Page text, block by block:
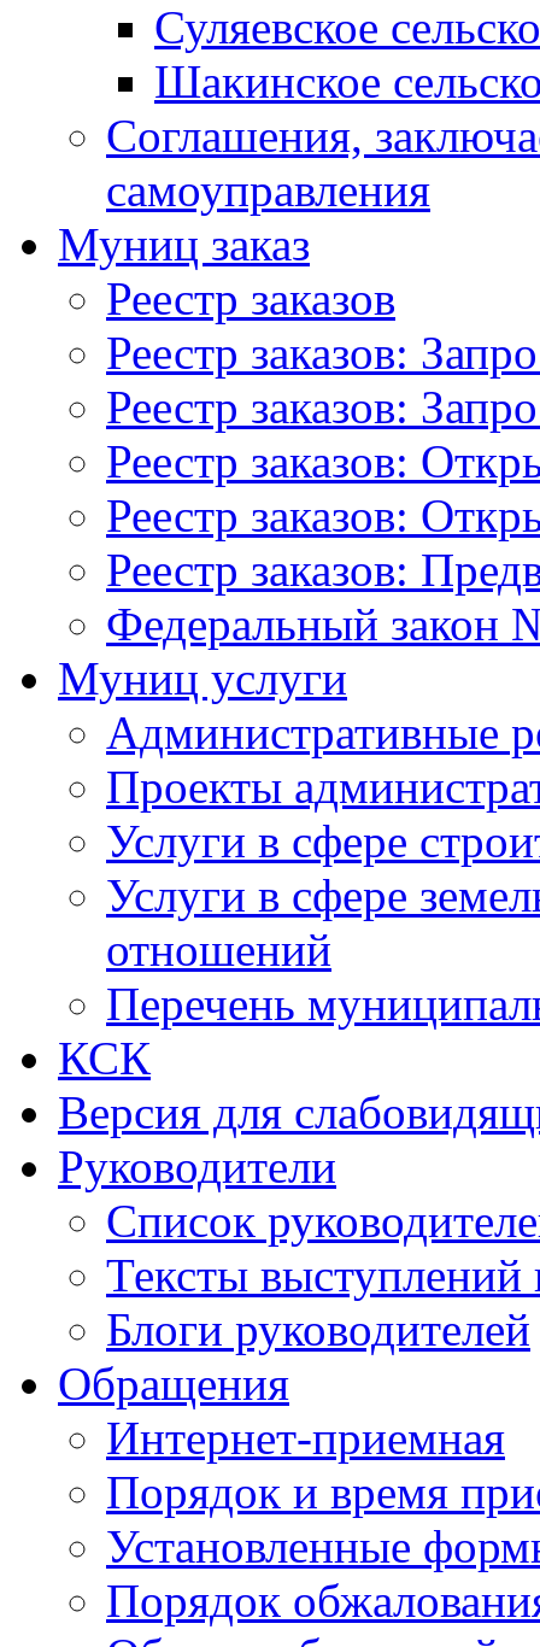
Суляевское
Шакинское
Соглашения,
самоуправления
Муниц заказ
Реестр заказов
Реестр заказов:
Реестр заказов:
Реестр заказов:
Реестр заказов:
Реестр заказов:
Федеральный закон
Муниц услуги
Административные
Проекты
Услуги в сфере
Услуги в сфере
отношений
Перечень
КСК
Версия для
Руководители
Список
Тексты выступлений
Блоги руководителей
Обращения
Интернет-приемная
Порядок и время
Установленные
Порядок